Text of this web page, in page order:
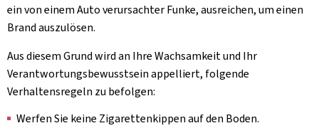
ein von einem Auto verursachter Funke, ausreichen, um einen
Brand auszulösen.
Aus diesem Grund wird an Ihre Wachsamkeit und Ihr
Verantwortungsbewusstsein appelliert, folgende
Verhaltensregeln zu befolgen:
Werfen Sie keine Zigarettenkippen auf den Boden.